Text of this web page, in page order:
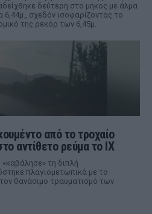
δεύτερη στο μήκος με άλμα
6,44μ., σχεδόν ισοφαρίζοντας το
της ρεκόρ των 6,45μ.
από το τροχαίο
αντίθετο ρεύμα το ΙΧ
τη διπλή
πλαγιομετωπικά με το
θανάσιμο τραυματισμό των